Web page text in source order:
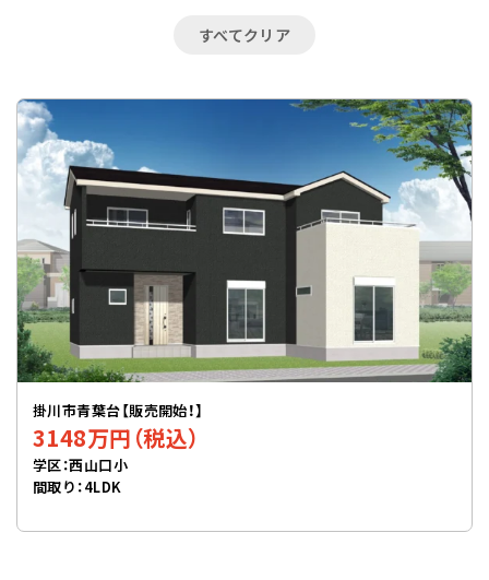
すべてクリア
掛川市青葉台【販売開始！】
3148万円（税込）
学区：西山口小
間取り：4LDK